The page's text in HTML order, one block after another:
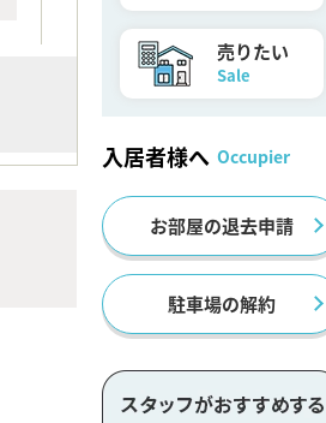
売りたい
Sale
入居者様へ Occupier
お部屋の退去申請
駐車場の解約